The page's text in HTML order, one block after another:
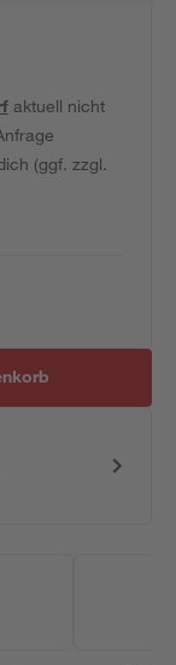
aktuell nicht
(ggf. zzgl.